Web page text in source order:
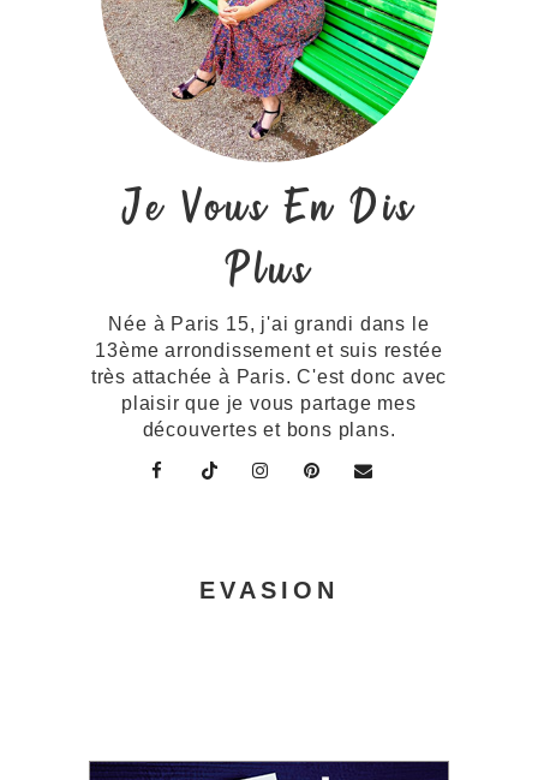
Je Vous En Dis
Plus
Née à Paris 15, j'ai grandi dans le
13ème arrondissement et suis restée
très attachée à Paris. C'est donc avec
plaisir que je vous partage mes
découvertes et bons plans.
EVASION